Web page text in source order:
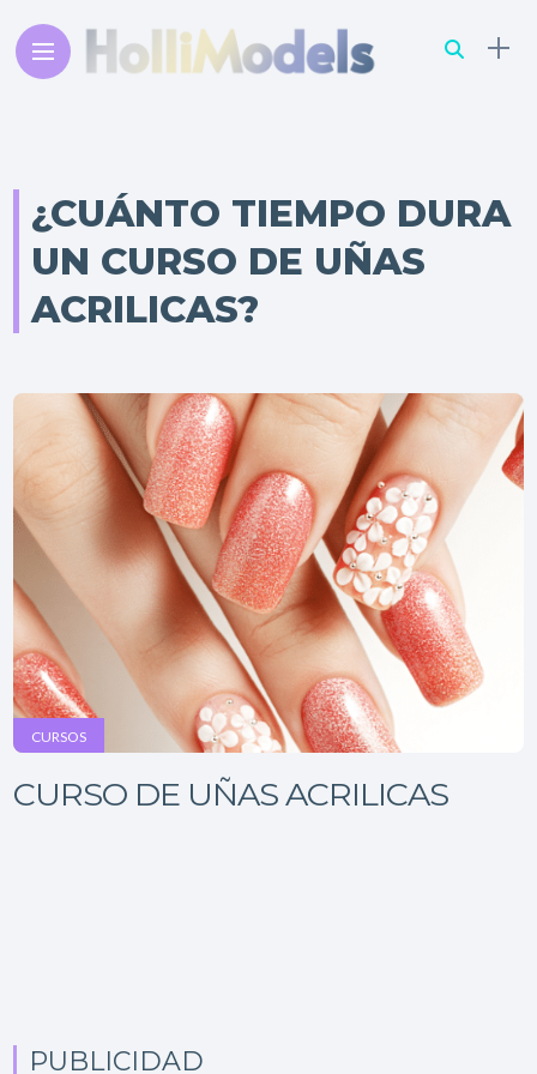
¿CUÁNTO TIEMPO DURA
UN CURSO DE UÑAS
ACRILICAS?
CURSOS
CURSO DE UÑAS ACRILICAS
PUBLICIDAD